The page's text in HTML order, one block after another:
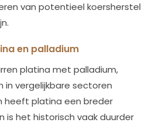
van potentieel koersherstel
en palladium
platina met palladium,
vergelijkbare sectoren
heeft platina een breder
is het historisch vaak duurder